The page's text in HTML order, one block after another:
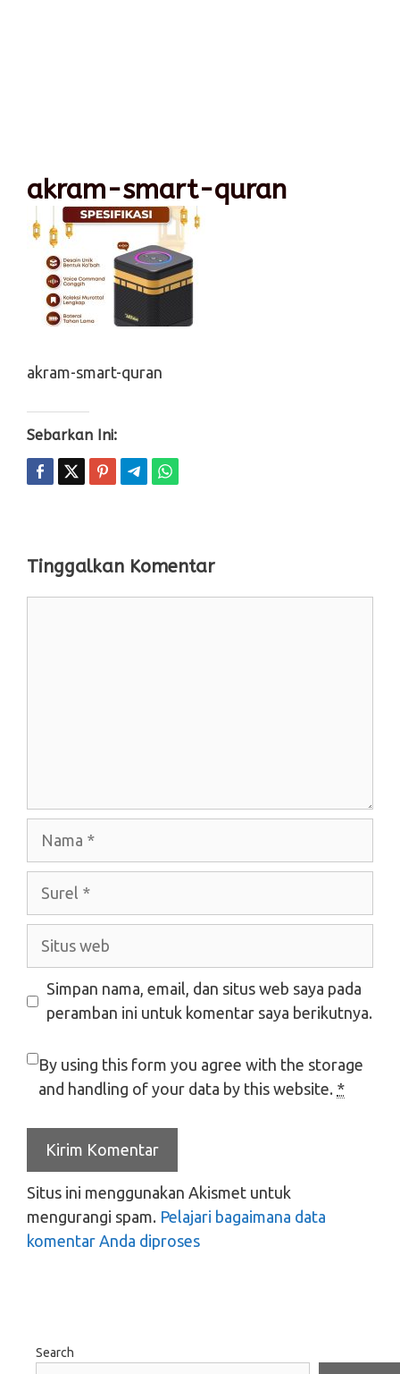
akram-smart-quran
akram-smart-quran
Sebarkan Ini:
Tinggalkan Komentar
Situs
Simpan nama, email, dan situs web saya pada
peramban ini untuk komentar saya berikutnya.
By using this form you agree with the storage
and handling of your data by this website. *
Situs ini menggunakan Akismet untuk
mengurangi spam. Pelajari bagaimana data
komentar Anda diproses
Search